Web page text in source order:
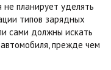
планирует уделять
типов зарядных
сами должны искать
прежде чем